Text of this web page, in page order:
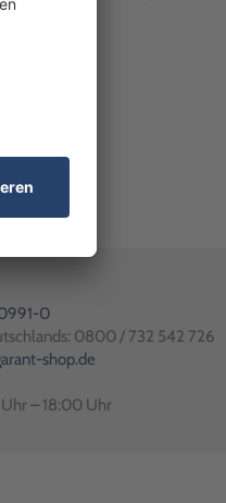
0
0800 / 732 542 726
shop.de
– 18:00 Uhr